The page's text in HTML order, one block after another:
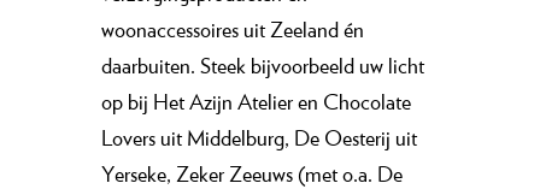
woonaccessoires uit Zeeland én
daarbuiten. Steek bijvoorbeeld uw licht
op bij Het Azijn Atelier en Chocolate
Lovers uit Middelburg, De Oesterij uit
Yerseke, Zeker Zeeuws (met o.a. De